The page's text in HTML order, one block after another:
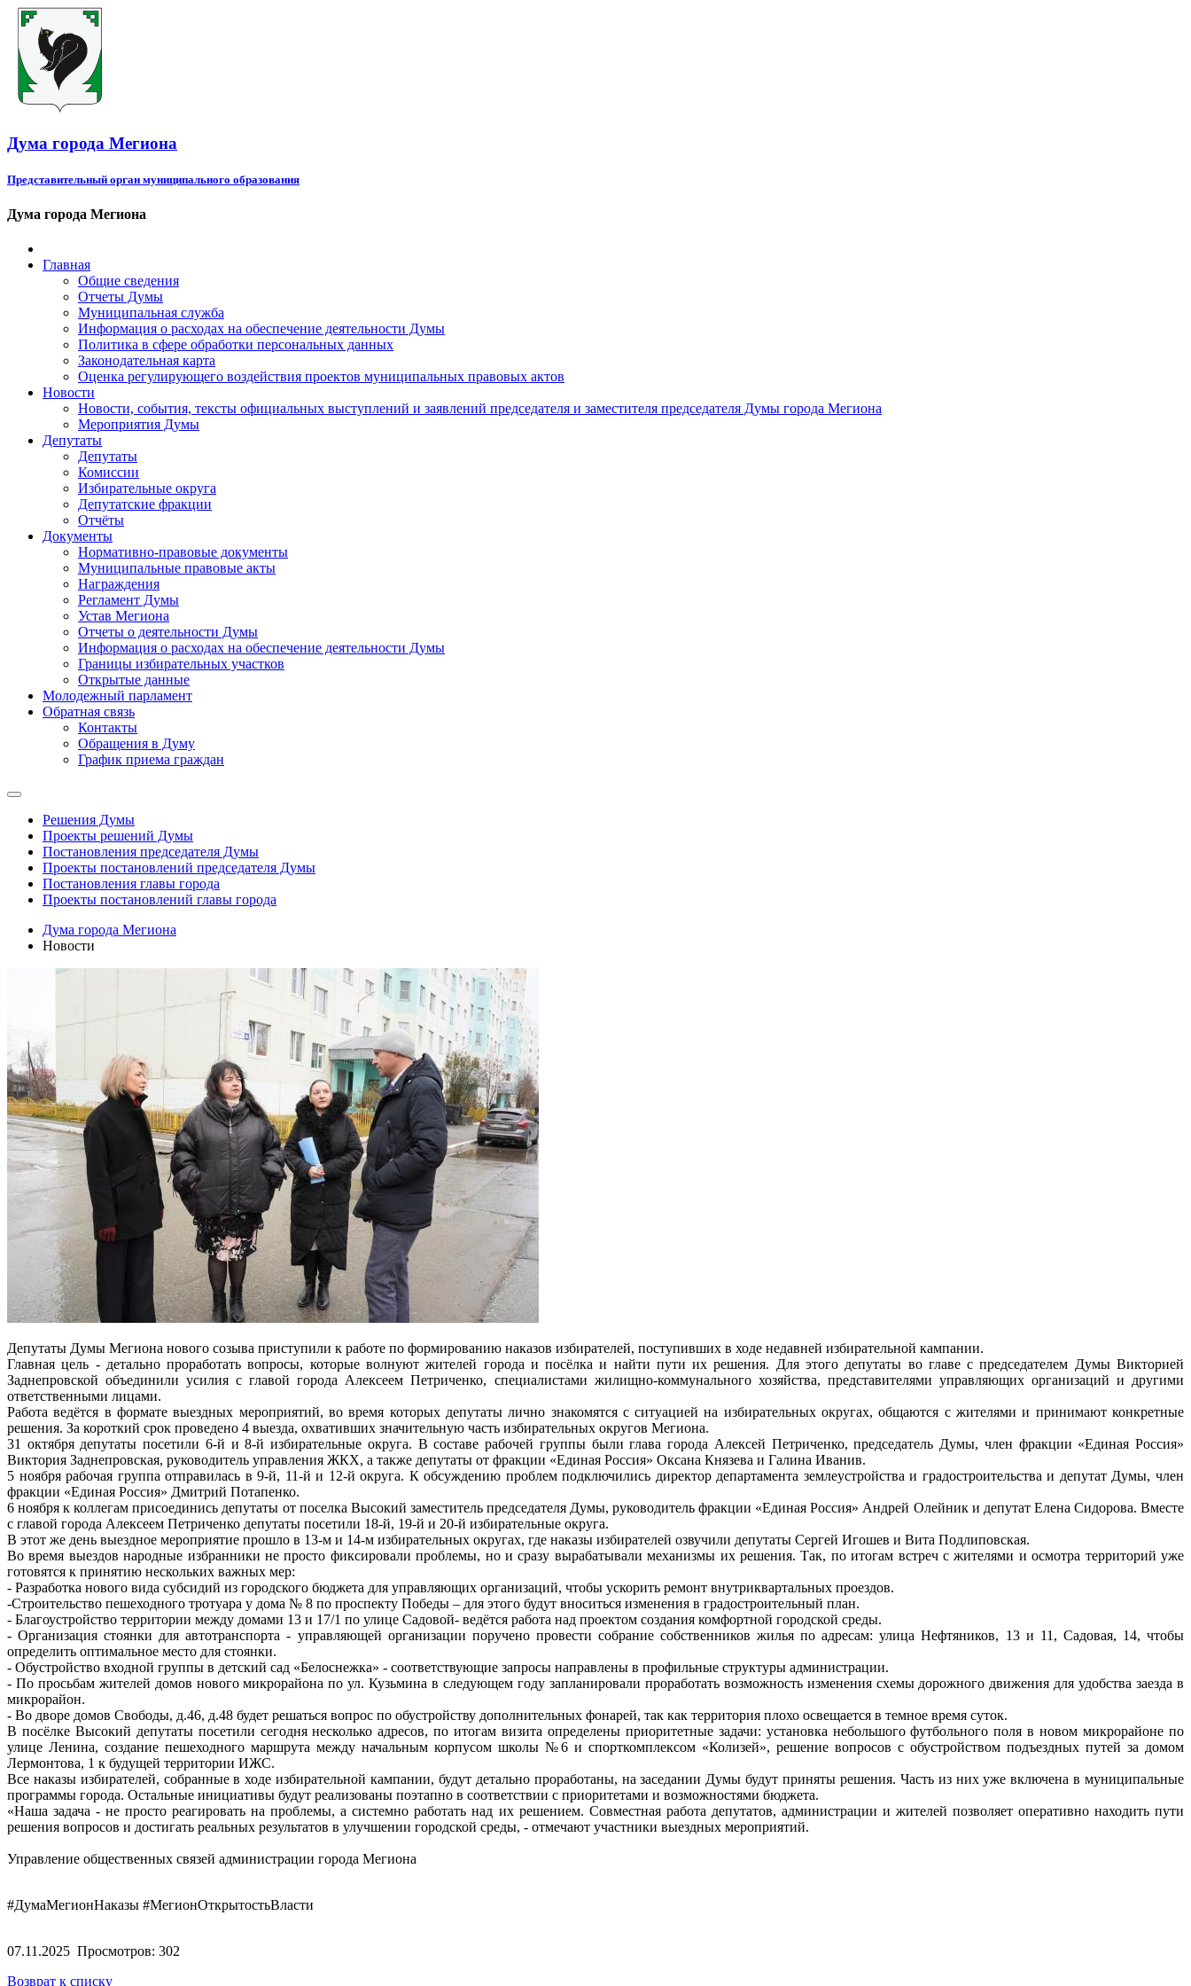
Дума города Мегиона
Представительный орган муниципального образования
Дума города Мегиона
Главная
Общие сведения
Отчеты Думы
Муниципальная служба
Информация о расходах на обеспечение деятельности Думы
Политика в сфере обработки персональных данных
Законодательная карта
Оценка регулирующего воздействия проектов муниципальных правовых актов
Новости
Новости, события, тексты официальных выступлений и заявлений председателя и заместителя председателя Думы города Мегиона
Мероприятия Думы
Депутаты
Депутаты
Комиссии
Избирательные округа
Депутатские фракции
Отчёты
Документы
Нормативно-правовые документы
Муниципальные правовые акты
Награждения
Регламент Думы
Устав Мегиона
Отчеты о деятельности Думы
Информация о расходах на обеспечение деятельности Думы
Границы избирательных участков
Открытые данные
Молодежный парламент
Обратная связь
Контакты
Обращения в Думу
График приема граждан
Решения Думы
Проекты решений Думы
Постановления председателя Думы
Проекты постановлений председателя Думы
Постановления главы города
Проекты постановлений главы города
Дума города Мегиона
Новости
Депутаты Думы Мегиона нового созыва приступили к работе по формированию наказов избирателей, поступивших в ходе недавней избирательной кампании.
Главная цель - детально проработать вопросы, которые волнуют жителей города и посёлка и найти пути их решения. Для этого депутаты во главе с председателем Думы Викторией
Заднепровской объединили усилия с главой города Алексеем Петриченко, специалистами жилищно-коммунального хозяйства, представителями управляющих организаций и другими
ответственными лицами.
Работа ведётся в формате выездных мероприятий, во время которых депутаты лично знакомятся с ситуацией на избирательных округах, общаются с жителями и принимают конкретные
решения. За короткий срок проведено 4 выезда, охвативших значительную часть избирательных округов Мегиона.
31 октября депутаты посетили 6-й и 8-й избирательные округа. В составе рабочей группы были глава города Алексей Петриченко, председатель Думы, член фракции «Единая Россия»
Виктория Заднепровская, руководитель управления ЖКХ, а также депутаты от фракции «Единая Россия» Оксана Князева и Галина Иванив.
5 ноября рабочая группа отправилась в 9-й, 11-й и 12-й округа. К обсуждению проблем подключились директор департамента землеустройства и градостроительства и депутат Думы, член
фракции «Единая Россия» Дмитрий Потапенко.
6 ноября к коллегам присоединись депутаты от поселка Высокий заместитель председателя Думы, руководитель фракции «Единая Россия» Андрей Олейник и депутат Елена Сидорова. Вместе
с главой города Алексеем Петриченко депутаты посетили 18-й, 19-й и 20-й избирательные округа.
В этот же день выездное мероприятие прошло в 13-м и 14-м избирательных округах, где наказы избирателей озвучили депутаты Сергей Игошев и Вита Подлиповская.
Во время выездов народные избранники не просто фиксировали проблемы, но и сразу вырабатывали механизмы их решения. Так, по итогам встреч с жителями и осмотра территорий уже
готовятся к принятию нескольких важных мер:
- Разработка нового вида субсидий из городского бюджета для управляющих организаций, чтобы ускорить ремонт внутриквартальных проездов.
-Строительство пешеходного тротуара у дома № 8 по проспекту Победы – для этого будут вноситься изменения в градостроительный план.
- Благоустройство территории между домами 13 и 17/1 по улице Садовой- ведётся работа над проектом создания комфортной городской среды.
- Организация стоянки для автотранспорта - управляющей организации поручено провести собрание собственников жилья по адресам: улица Нефтяников, 13 и 11, Садовая, 14, чтобы
определить оптимальное место для стоянки.
- Обустройство входной группы в детский сад «Белоснежка» - соответствующие запросы направлены в профильные структуры администрации.
- По просьбам жителей домов нового микрорайона по ул. Кузьмина в следующем году запланировали проработать возможность изменения схемы дорожного движения для удобства заезда в
микрорайон.
- Во дворе домов Свободы, д.46, д.48 будет решаться вопрос по обустройству дополнительных фонарей, так как территория плохо освещается в темное время суток.
В посёлке Высокий депутаты посетили сегодня несколько адресов, по итогам визита определены приоритетные задачи: установка небольшого футбольного поля в новом микрорайоне по
улице Ленина, создание пешеходного маршрута между начальным корпусом школы №6 и спорткомплексом «Колизей», решение вопросов с обустройством подъездных путей за домом
Лермонтова, 1 к будущей территории ИЖС.
Все наказы избирателей, собранные в ходе избирательной кампании, будут детально проработаны, на заседании Думы будут приняты решения. Часть из них уже включена в муниципальные
программы города. Остальные инициативы будут реализованы поэтапно в соответствии с приоритетами и возможностями бюджета.
«Наша задача - не просто реагировать на проблемы, а системно работать над их решением. Совместная работа депутатов, администрации и жителей позволяет оперативно находить пути
решения вопросов и достигать реальных результатов в улучшении городской среды, - отмечают участники выездных мероприятий.
Управление общественных связей администрации города Мегиона
#ДумаМегионНаказы #МегионОткрытостьВласти
07.11.2025 Просмотров: 302
Возврат к списку